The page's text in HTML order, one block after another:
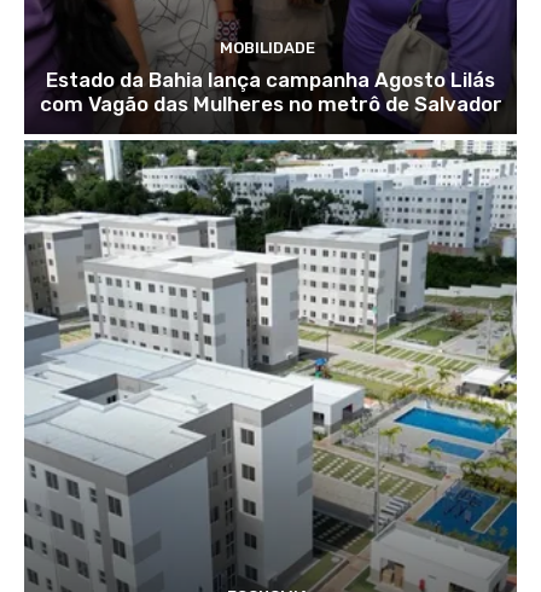
MOBILIDADE
Estado da Bahia lança campanha Agosto Lilás
com Vagão das Mulheres no metrô de Salvador